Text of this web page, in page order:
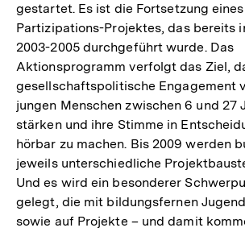
gestartet. Es ist die Fortsetzung
Partizipations-Projektes, das bereits
2003-2005 durchgeführt wurde. Das
Aktionsprogramm verfolgt das Ziel,
gesellschaftspolitische Engagement
jungen Menschen zwischen 6 und 27
stärken und ihre Stimme in
hörbar zu machen. Bis 2009 werden
jeweils unterschiedliche
Und es wird ein besonderer
gelegt, die mit bildungsfernen
sowie auf Projekte – und damit